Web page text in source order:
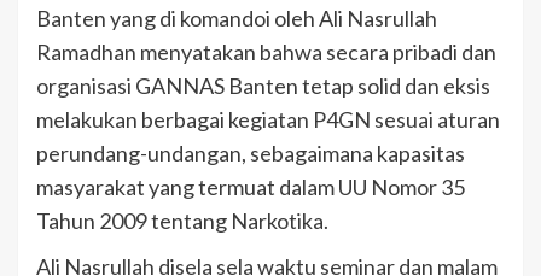
Banten yang di komandoi oleh Ali Nasrullah
Ramadhan menyatakan bahwa secara pribadi dan
organisasi GANNAS Banten tetap solid dan eksis
melakukan berbagai kegiatan P4GN sesuai aturan
perundang-undangan, sebagaimana kapasitas
masyarakat yang termuat dalam UU Nomor 35
Tahun 2009 tentang Narkotika.
Ali Nasrullah disela sela waktu seminar dan malam